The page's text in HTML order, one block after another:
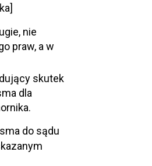
nie
praw, a w
skutek
dla
do sądu